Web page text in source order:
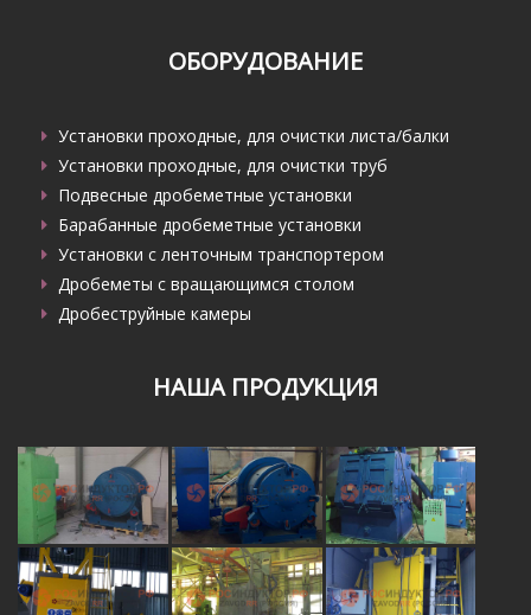
ОБОРУДОВАНИЕ
Установки проходные, для очистки листа/балки
Установки проходные, для очистки труб
Подвесные дробеметные установки
Барабанные дробеметные установки
Установки с ленточным транспортером
Дробеметы с вращающимся столом
Дробеструйные камеры
НАША ПРОДУКЦИЯ